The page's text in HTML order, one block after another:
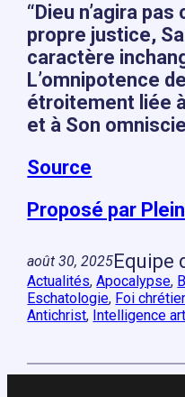
“Dieu n’agira
propre justice,
caractère
L’omnipotence
étroitement liée
et à Son
Source
Proposé par
août 30, 2025Equipe
Actualités, Apocalypse,
Eschatologie, Foi
Antichrist, Intelligence